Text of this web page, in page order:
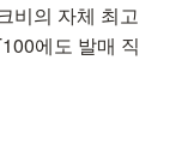
비의 자체 최고
에도 발매 직